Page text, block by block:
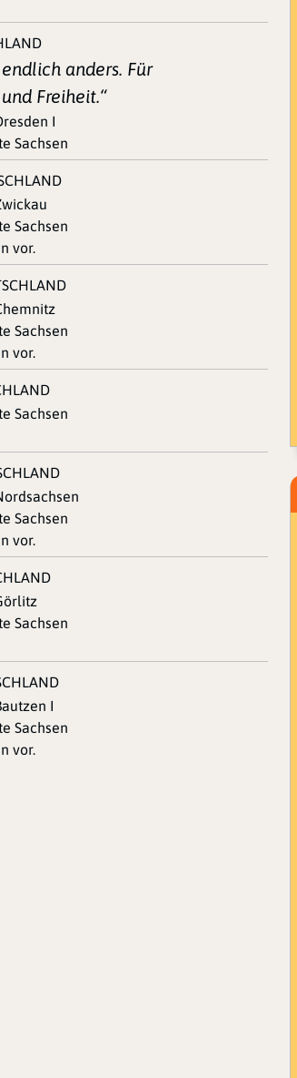
anders. Für
Freiheit.“
I
Sachsen
Sachsen
vor.
Sachsen
vor.
Sachsen
Sachsen
vor.
Sachsen
I
Sachsen
vor.